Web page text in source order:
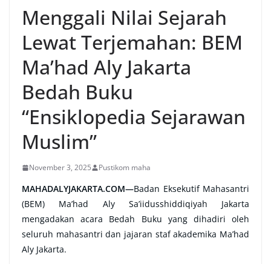
Menggali Nilai Sejarah
Lewat Terjemahan: BEM
Ma’had Aly Jakarta
Bedah Buku
“Ensiklopedia Sejarawan
Muslim”
November 3, 2025 Pustikom maha
MAHADALYJAKARTA.COM—Badan Eksekutif Mahasantri
(BEM) Ma’had Aly Sa’iidusshiddiqiyah Jakarta
mengadakan acara Bedah Buku yang dihadiri oleh
seluruh mahasantri dan jajaran staf akademika Ma’had
Aly Jakarta.